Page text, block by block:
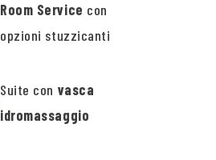
Room Service con
opzioni stuzzicanti
Suite con vasca
idromassaggio